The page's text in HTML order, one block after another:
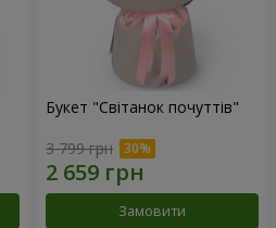
Букет "Світанок почуттів"
3 799 грн
Замовити